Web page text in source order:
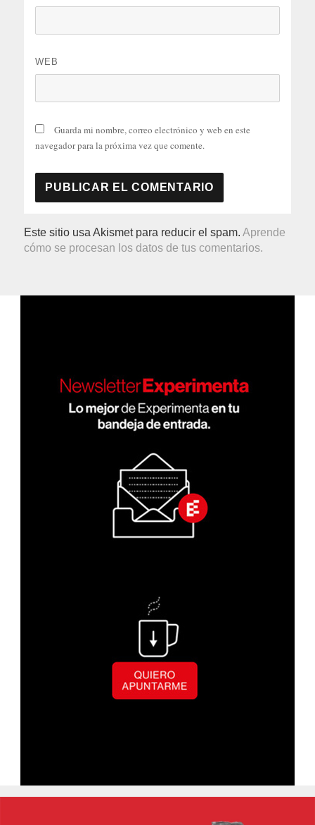
WEB
Guarda mi nombre, correo electrónico y web en este
navegador para la próxima vez que comente.
Este sitio usa Akismet para reducir el spam.Aprende
cómo se procesan los datos de tus comentarios.